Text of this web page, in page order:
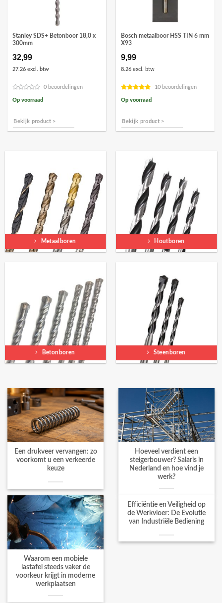
Stanley SDS+ Betonboor 18,0 x
300mm
32,99
27.26 excl. btw
0 beoordelingen
Op voorraad
Bekijk product >
Bosch metaalboor HSS TIN 6 mm
X93
9,99
8.26 excl. btw
10 beoordelingen
Op voorraad
Bekijk product >
Metaalboren Houtboren
Betonboren Steenboren
Een drukveer vervangen: zo
voorkomt u een verkeerde
keuze
Hoeveel verdient een
steigerbouwer? Salaris in
Nederland en hoe vind je
werk?
Waarom een mobiele
lastafel steeds vaker de
voorkeur krijgt in moderne
werkplaatsen
Efficiëntie en Veiligheid op
de Werkvloer: De Evolutie
van Industriële Bediening